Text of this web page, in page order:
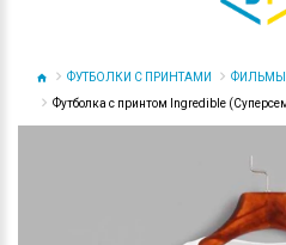
ФУТБОЛКИ С ПРИНТАМИ
ФИЛЬМЫ
Футболка с принтом Ingredible